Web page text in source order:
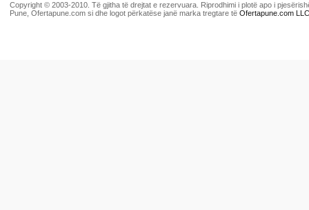
Copyright © 2003-2010. Të gjitha të drejtat e rezervuara. Riprodhimi i plotë apo i
Pune, Ofertapune.com si dhe logot përkatëse janë marka tregtare të Ofertapune.com LLC